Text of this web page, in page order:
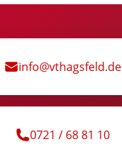
info@vthagsfeld.de
0721 / 68 81 10